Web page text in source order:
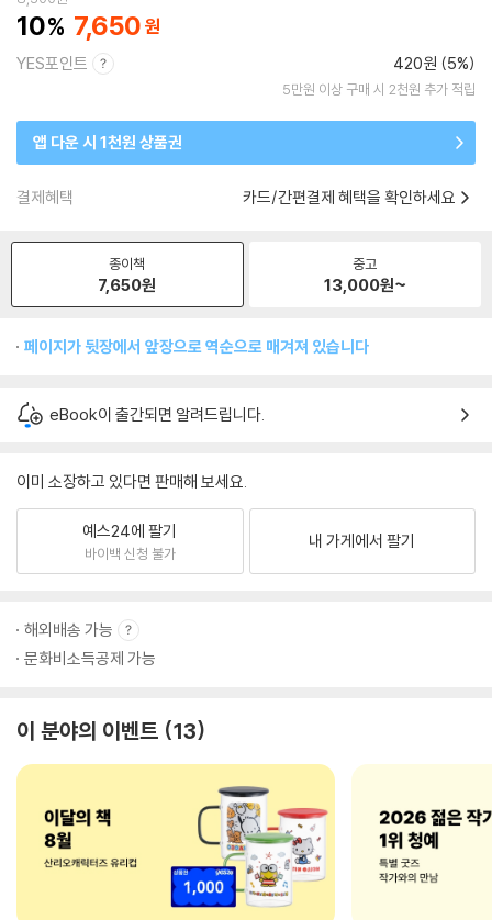
10 7,650
YES포인트 420원 (5%)
5만원 이상 구매 시 2천원 추가 적립
앱 다운 시 1천원 상품권
결제혜택 카드/간편결제 혜택을 확인하세요
종이책
7,650원
중고
13,000원~
페이지가 뒷장에서 앞장으로 역순으로 매겨져 있습니다
eBook이 출간되면 알려드립니다.
이미 소장하고 있다면 판매해 보세요.
예스24에 팔기
바이백 신청 불가
내 가게에서 팔기
해외배송 가능
문화비소득공제 가능
이 분야의 이벤트 13